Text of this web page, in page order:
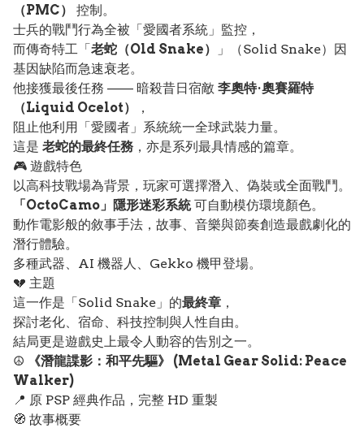
（PMC）
控制。
士兵的戰鬥行為全被「愛國者系統」監控，
而傳奇特工「老蛇（Old Snake）
」（Solid Snake）因
基因缺陷而急速衰老。
他接獲最後任務 —— 暗殺昔日宿敵 李奧特·奧賽羅特
（Liquid Ocelot）
，
阻止他利用「愛國者」系統統一全球武裝力量。
這是 老蛇的最終任務 ，亦是系列最具情感的篇章。
🎮 遊戲特色
以高科技戰場為背景，玩家可選擇潛入、偽裝或全面戰鬥。
「OctoCamo」隱形迷彩系統可自動模仿環境顏色。
動作電影般的敘事手法，故事、音樂與節奏創造最戲劇化的
潛行體驗。
多種武器、AI 機器人、Gekko 機甲登場。
💔 主題
這一作是「Solid Snake」的最終章 ，
探討老化、宿命、科技控制與人性自由。
結局更是遊戲史上最令人動容的告別之一。
☮️
《潛龍諜影：和平先驅》 (Metal Gear Solid: Peace
Walker)
📍 原 PSP 經典作品，完整 HD 重製
🧭 故事概要